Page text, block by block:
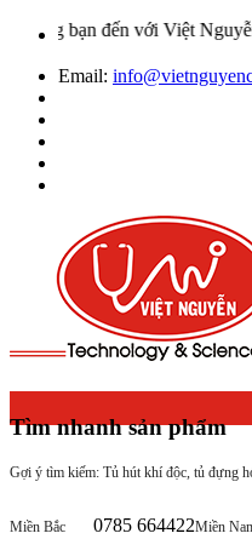
bạn đến với Việt Nguyễn
Email:
Tìm nhanh sản phẩm
Gợi ý tìm kiếm: Tủ hút khí độc, tủ đựng
Miền Bắc 0785 664422Miền